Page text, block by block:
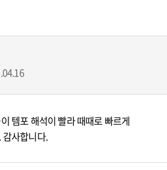
.
템포 해석이 빨라 때때로 빠르게
사합니다.